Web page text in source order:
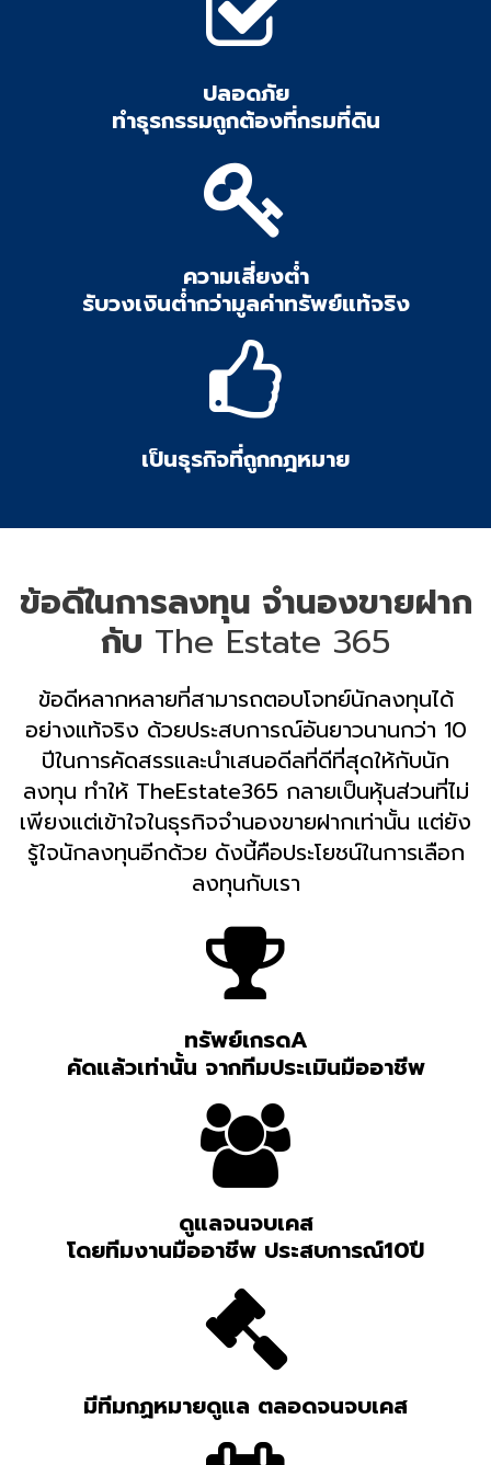
ปลอดภัย
ทำธุรกรรมถูกต้องที่กรมที่ดิน
ความเสี่ยงต่ำ
รับวงเงินต่ำกว่ามูลค่าทรัพย์แท้จริง
เป็นธุรกิจที่ถูกกฎหมาย
ข้อดีในการลงทุน จำนองขายฝาก
กับ The Estate 365
ข้อดีหลากหลายที่สามารถตอบโจทย์นักลงทุนได้
อย่างแท้จริง ด้วยประสบการณ์อันยาวนานกว่า 10
ปีในการคัดสรรและนำเสนอดีลที่ดีที่สุดให้กับนัก
ลงทุน ทำให้ TheEstate365 กลายเป็นหุ้นส่วนที่ไม่
เพียงแต่เข้าใจในธุรกิจจำนองขายฝากเท่านั้น แต่ยัง
รู้ใจนักลงทุนอีกด้วย ดังนี้คือประโยชน์ในการเลือก
ลงทุนกับเรา
ทรัพย์เกรดA
คัดแล้วเท่านั้น จากทีมประเมินมืออาชีพ
ดูแลจนจบเคส
โดยทีมงานมืออาชีพ ประสบการณ์10ปี
มีทีมกฏหมายดูแล ตลอดจนจบเคส